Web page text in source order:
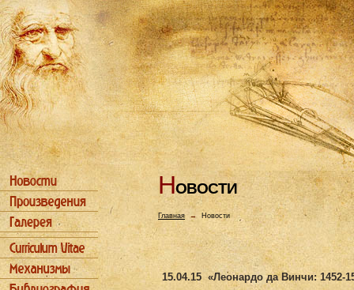
НОВОСТИ
Главная→ Новости
15.04.15 «Леонардо да Винчи: 1452-